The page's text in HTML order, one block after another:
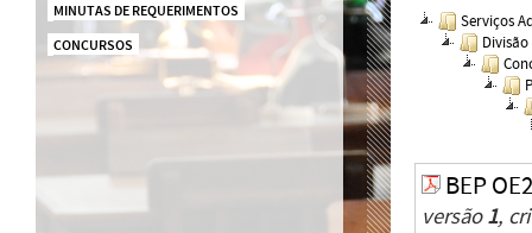
MINUTAS DE REQUERIMENTOS
CONCURSOS
Serviços
BEP
versão1,